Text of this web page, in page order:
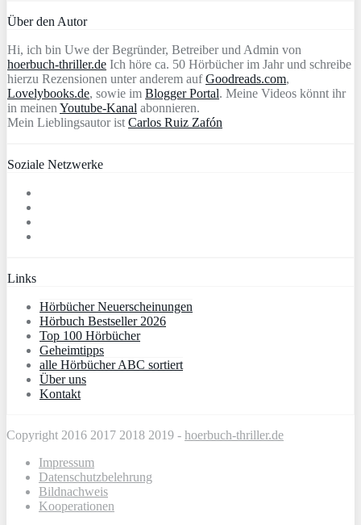
Über den Autor
Hi, ich bin Uwe der Begründer, Betreiber und Admin von
hoerbuch-thriller.de Ich höre ca. 50 Hörbücher im Jahr und schreibe
hierzu Rezensionen unter anderem aufGoodreads.com,
Lovelybooks.de, sowie im Blogger Portal. Meine Videos könnt ihr
in meinen Youtube-Kanal abonnieren.
Mein Lieblingsautor ist Carlos Ruiz Zafón
Soziale Netzwerke
Links
Hörbücher Neuerscheinungen
Hörbuch Bestseller 2026
Top 100 Hörbücher
Geheimtipps
alle Hörbücher ABC sortiert
Über uns
Kontakt
Copyright 2016 2017 2018 2019 - hoerbuch-thriller.de
Impressum
Datenschutzbelehrung
Bildnachweis
Kooperationen